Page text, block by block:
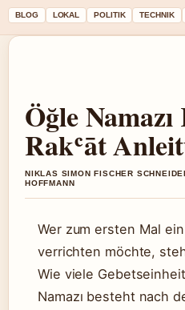
BLOG LOKAL POLITIK TECHNIK
Öğle
Rakʿāt
NIKLAS SIMON FISCHER
HOFFMANN
Wer zum ersten Mal
verrichten möchte,
Wie viele
Namazı besteht nach